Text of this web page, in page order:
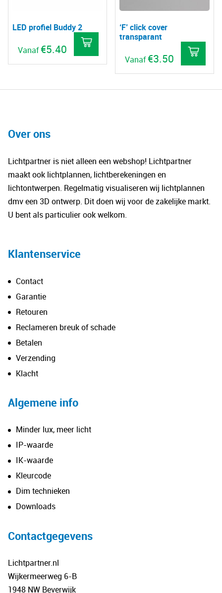
worden
LED profiel Buddy 2
Vanaf€5.40
Dit
heeft
kan
gekozen
worden
op
de
‘F’ click cover
transparant
Vanaf€3.50
Dit
Over ons
Lichtpartner is niet alleen een webshop! Lichtpartner
maakt ook lichtplannen, lichtberekeningen en
lichtontwerpen. Regelmatig visualiseren wij lichtplannen
dmv een 3D ontwerp. Dit doen wij voor de zakelijke markt.
U bent als particulier ook welkom.
Klantenservice
Contact
Garantie
Retouren
Reclameren breuk of schade
Betalen
Verzending
Klacht
Algemene info
Minder lux, meer licht
IP-waarde
IK-waarde
Kleurcode
Dim technieken
Downloads
Contactgegevens
Lichtpartner.nl
Wijkermeerweg 6-B
1948 NW Beverwijk